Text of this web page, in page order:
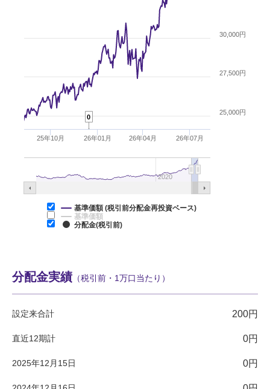
0
26年01月 26年07月
25年10月 26年04月
2020
30,000円
25,000円
27,500円
基準価額 (税引前分配金再投資ベース)
基準価額
分配金(税引前)
分配金実績（税引前・1万口当たり）
設定来合計 200円
直近12期計 0円
2025年12月15日 0円